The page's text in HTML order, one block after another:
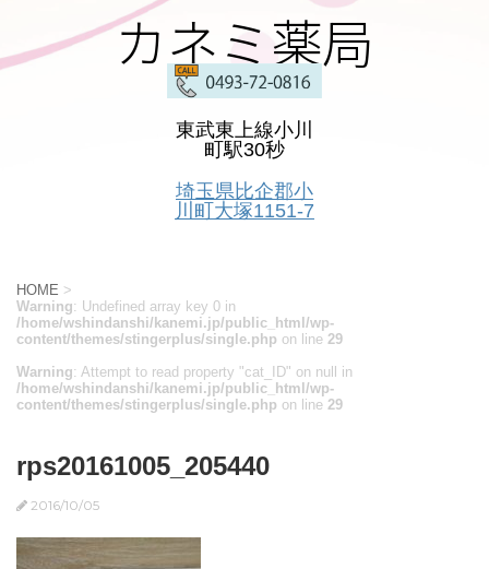
カネミ薬局
東武東上線小川
町駅30秒
埼玉県比企郡小
川町大塚1151-7
HOME >
Warning: Undefined array key 0 in
/home/wshindanshi/kanemi.jp/public_html/wp-
content/themes/stingerplus/single.php on line 29
Warning: Attempt to read property "cat_ID" on null in
/home/wshindanshi/kanemi.jp/public_html/wp-
content/themes/stingerplus/single.php on line 29
rps20161005_205440
2016/10/05